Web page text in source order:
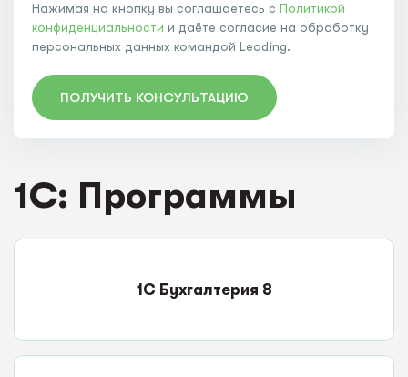
Нажимая на кнопку вы соглашаетесь с Политикой
конфиденциальности и даёте согласие на обработку
персональных данных командой Leading.
ПОЛУЧИТЬ КОНСУЛЬТАЦИЮ
1C: Программы
1С Бухгалтерия 8